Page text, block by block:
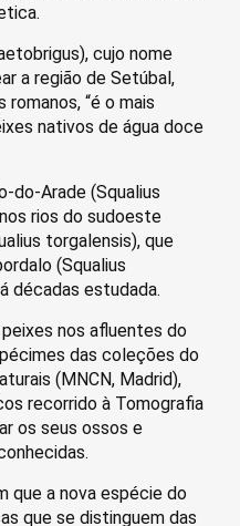
cujo nome
a região de Setúbal,
“é o mais
nativos de água doce
do-Arade (Squalius
rios do sudoeste
torgalensis), que
(Squalius
décadas estudada.
nos afluentes do
das coleções do
(MNCN, Madrid),
recorrido à Tomografia
os seus ossos e
que a nova espécie do
que se distinguem das